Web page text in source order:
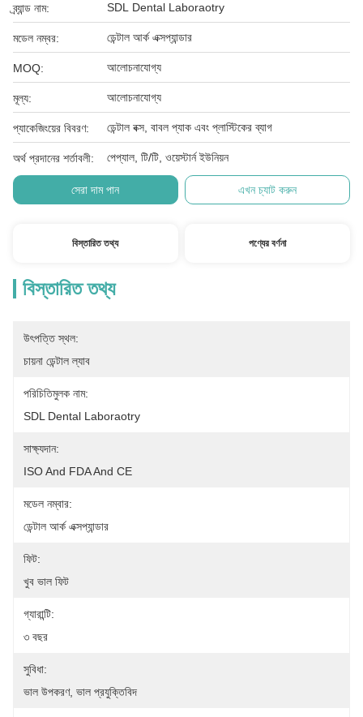
ব্র্যান্ড নাম: SDL Dental Laboraotry
মডেল নম্বর: ডেন্টাল আর্ক এক্সপ্যান্ডার
MOQ: আলোচনাযোগ্য
মূল্য: আলোচনাযোগ্য
প্যাকেজিংয়ের বিবরণ: ডেন্টাল বক্স, বাবল প্যাক এবং প্লাস্টিকের ব্যাগ
অর্থ প্রদানের শর্তাবলী: পেপ্যাল, টি/টি, ওয়েস্টার্ন ইউনিয়ন
সেরা দাম পান এখন চ্যাট করুন
বিস্তারিত তথ্য পণ্যের বর্ণনা
বিস্তারিত তথ্য
উৎপত্তি স্থল:
চায়না ডেন্টাল ল্যাব
পরিচিতিমুলক নাম:
SDL Dental Laboraotry
সাক্ষ্যদান:
ISO And FDA And CE
মডেল নম্বার:
ডেন্টাল আর্ক এক্সপ্যান্ডার
ফিট:
খুব ভাল ফিট
গ্যারান্টি:
৩ বছর
সুবিধা:
ভাল উপকরণ, ভাল প্রযুক্তিবিদ